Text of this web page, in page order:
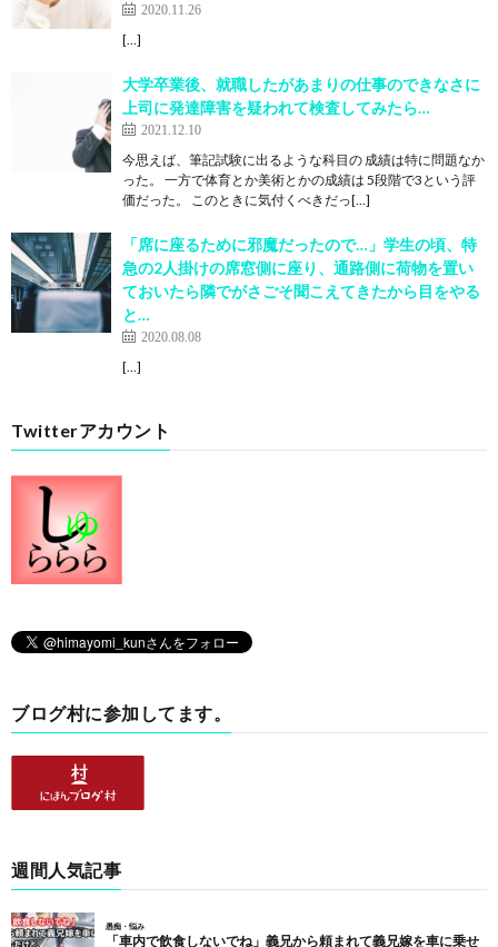
2020.11.26
[…]
大学卒業後、就職したがあまりの仕事のできなさに
上司に発達障害を疑われて検査してみたら…
2021.12.10
今思えば、筆記試験に出るような科目の 成績は特に問題なか
った。 一方で体育とか美術とかの成績は 5段階で3という評
価だった。 このときに気付くべきだっ[…]
「席に座るために邪魔だったので…」学生の頃、特
急の2人掛けの席窓側に座り、通路側に荷物を置い
ておいたら隣でがさごそ聞こえてきたから目をやる
と…
2020.08.08
[…]
Twitterアカウント
ブログ村に参加してます。
週間人気記事